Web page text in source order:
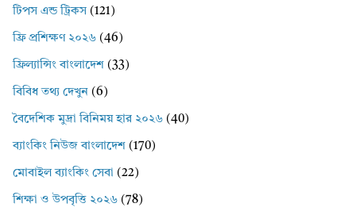
টিপস এন্ড ট্রিকস (121)
ফ্রি প্রশিক্ষণ ২০২৬ (46)
ফ্রিল্যান্সিং বাংলাদেশ (33)
বিবিধ তথ্য দেখুন (6)
বৈদেশিক মুদ্রা বিনিময় হার ২০২৬ (40)
ব্যাংকিং নিউজ বাংলাদেশ (170)
মোবাইল ব্যাংকিং সেবা (22)
শিক্ষা ও উপবৃত্তি ২০২৬ (78)